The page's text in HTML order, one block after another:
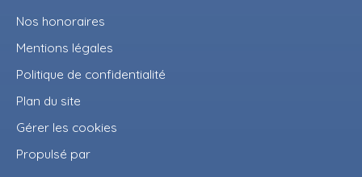
Nos honoraires
Mentions légales
Politique de confidentialité
Plan du site
Gérer les cookies
Propulsé par